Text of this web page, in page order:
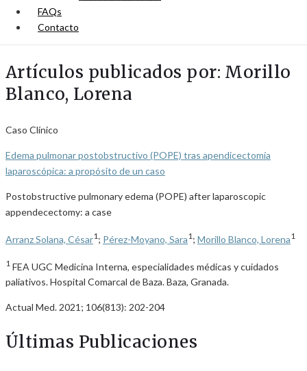
FAQs
Contacto
Artículos publicados por: Morillo
Blanco, Lorena
Caso Clínico
Edema pulmonar postobstructivo (POPE) tras apendicectomía
laparoscópica: a propósito de un caso
Postobstructive pulmonary edema (POPE) after laparoscopic
appendecectomy: a case
Arranz Solana, César1 ; Pérez-Moyano, Sara1 ; Morillo Blanco, Lorena1
1 FEA UGC Medicina Interna, especialidades médicas y cuidados
paliativos. Hospital Comarcal de Baza. Baza, Granada.
Actual Med. 2021; 106(813): 202-204
Últimas Publicaciones